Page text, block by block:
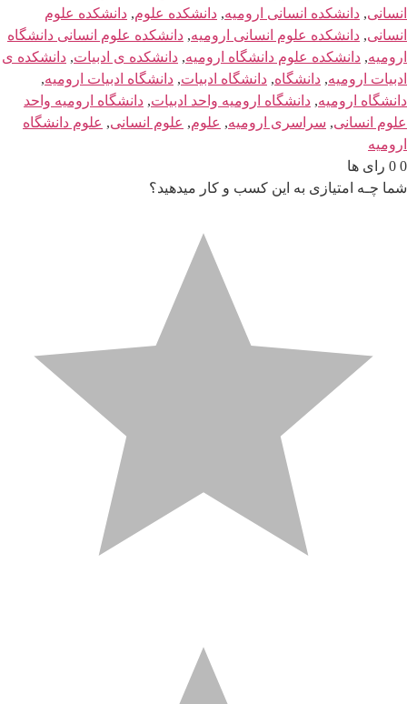
انسانی, دانشکده انسانی ارومیه, دانشکده علوم, دانشکده علوم
انسانی, دانشکده علوم انسانی ارومیه, دانشکده علوم انسانی دانشگاه
ارومیه, دانشکده علوم دانشگاه ارومیه, دانشکده ی ادبیات, دانشکده ی
ادبیات ارومیه, دانشگاه, دانشگاه ادبیات, دانشگاه ادبیات ارومیه,
دانشگاه ارومیه, دانشگاه ارومیه واحد ادبیات, دانشگاه ارومیه واحد
علوم انسانی, سراسری ارومیه, علوم, علوم انسانی, علوم دانشگاه
ارومیه
0
0 رای ها
شما چـه امتیازی به این کسب و کار میدهید؟